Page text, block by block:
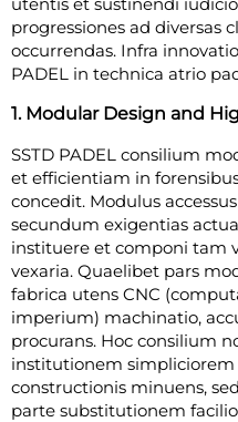
progressiones ad diversas
occurrendas. Infra
PADEL in technica atrio
1. Modular Design and
SSTD PADEL consilium
et efficientiam in
concedit. Modulus
secundum exigentias
instituere et componi tam
vexaria. Quaelibet pars
fabrica utens CNC
imperium) machinatio,
procurans. Hoc consilium
institutionem
constructionis minuens,
parte substitutionem